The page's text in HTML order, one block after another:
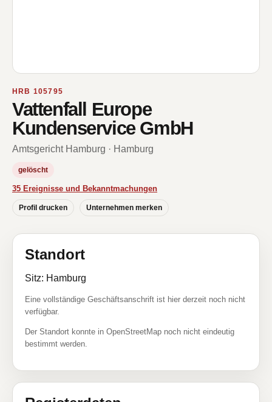
HRB 105795
Vattenfall Europe
Kundenservice GmbH
Amtsgericht Hamburg · Hamburg
gelöscht
35 Ereignisse und Bekanntmachungen
Profil drucken Unternehmen merken
Standort
Sitz: Hamburg
Eine vollständige Geschäftsanschrift ist hier derzeit noch nicht
verfügbar.
Der Standort konnte in OpenStreetMap noch nicht eindeutig
bestimmt werden.